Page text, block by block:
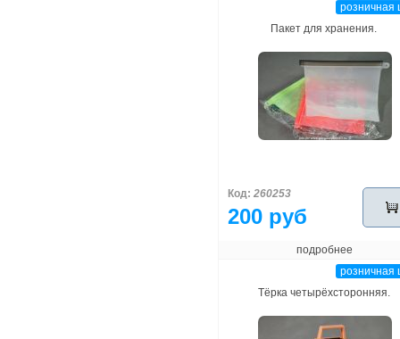
розничная
Пакет для хранения.
Код: 260253
200 руб
подробнее
розничная
Тёрка четырёхсторонняя.